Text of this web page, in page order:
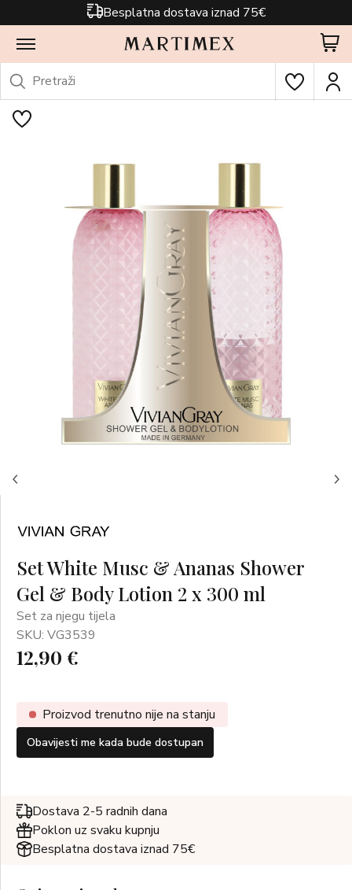
Besplatna dostava iznad 75€
Set White Musc & Ananas Shower
Gel & Body Lotion 2 x 300 ml
Set za njegu tijela
SKU: VG3539
12,90 €
Proizvod trenutno nije na stanju
Obavijesti me kada bude dostupan
Dostava 2-5 radnih dana
Poklon uz svaku kupnju
Besplatna dostava iznad 75€